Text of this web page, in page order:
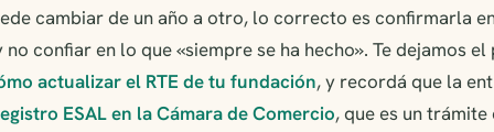
cambiar de un año a otro, lo correcto es confirmarla
confiar en lo que «siempre se ha hecho». Te dejamos el
actualizar el RTE de tu fundación, y recordá que la
ESAL en la Cámara de Comercio, que es un